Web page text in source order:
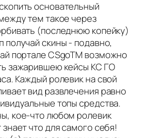
основательный
тем такое через
(последнюю копейку)
получай скины - подавно,
портале CSgoTM возможно
зажарившею кейсы КС ГО
Каждый ролевик на свой
вид развлечения равно
топы средства.
кое-что любом ролевик
что для самого себя!